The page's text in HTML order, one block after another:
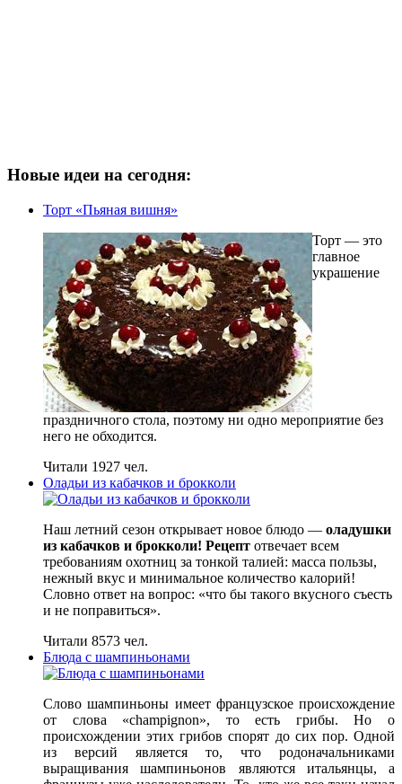
Новые идеи на сегодня:
Торт «Пьяная вишня»
Торт ― это
главное
украшение
праздничного стола, поэтому ни одно мероприятие без
него не обходится.
Читали 1927 чел.
Оладьи из кабачков и брокколи
Наш летний сезон открывает новое блюдо — оладушки
из кабачков и брокколи! Рецепт отвечает всем
требованиям охотниц за тонкой талией: масса пользы,
нежный вкус и минимальное количество калорий!
Словно ответ на вопрос: «что бы такого вкусного съесть
и не поправиться».
Читали 8573 чел.
Блюда с шампиньонами
Слово шампиньоны имеет французское происхождение
от слова «champignon», то есть грибы. Но о
происхождении этих грибов спорят до сих пор. Одной
из версий является то, что родоначальниками
выращивания шампиньонов являются итальянцы, а